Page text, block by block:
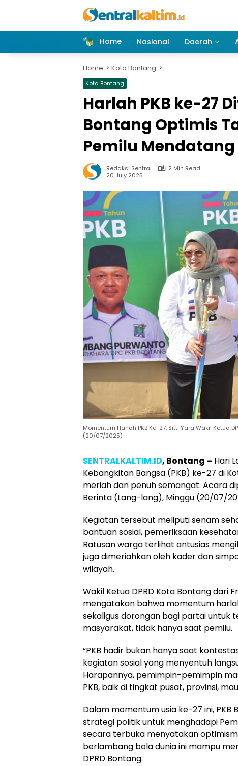
Home
Nasional Daerah
Home Kota Bontang
Kota Bontang
Harlah PKB ke-27
Bontang Optimis
Pemilu Mendatang
Redaksi Sentral
2 Min Read
20 July 2025
Momentum Harlah PKB Ke-27, Sitti Yara Wakil Ketua
(20/07/2025)
SENTRALKALTIM.ID, Bontang – Hari
Kebangkitan Bangsa (PKB) ke-27 di
meriah dan penuh semangat. Acara
Berinta (Lang-lang), Minggu (20/07/
Kegiatan tersebut meliputi senam
bantuan sosial, pemeriksaan
Ratusan warga terlihat antusias
juga dimeriahkan oleh kader dan
wilayah.
Wakil Ketua DPRD Kota Bontang dari
mengatakan bahwa momentum
sekaligus dorongan bagi partai untuk
masyarakat, tidak hanya saat pemilu.
“PKB hadir bukan hanya saat
kegiatan sosial yang menyentuh
Harapannya, pemimpin-pemimpin
PKB, baik di tingkat pusat, provinsi,
Dalam momentum usia ke-27 ini, PKB
strategi politik untuk menghadapi
secara terbuka menyatakan
berlambang bola dunia ini mampu
DPRD Bontang.